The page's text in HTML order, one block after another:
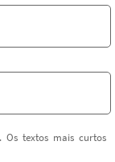
textos mais curtos